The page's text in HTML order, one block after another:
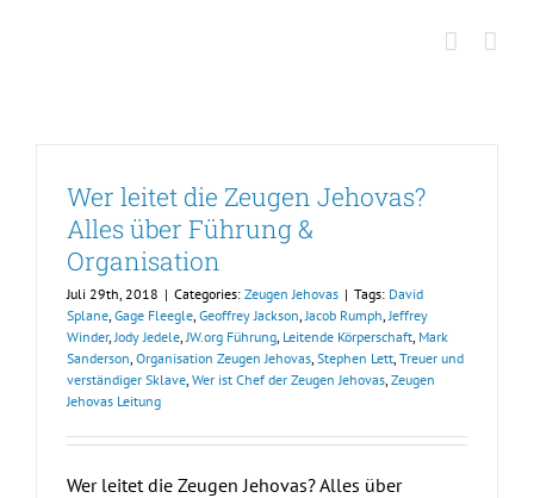
Wer leitet die Zeugen Jehovas?
Alles über Führung &
Organisation
Juli 29th, 2018 | Categories: Zeugen Jehovas | Tags: David
Splane, Gage Fleegle, Geoffrey Jackson,Jacob Rumph,Jeffrey
Winder,Jody Jedele,JW.org Führung, Leitende Körperschaft, Mark
Sanderson, Organisation Zeugen Jehovas, Stephen Lett, Treuer und
verständiger Sklave, Wer ist Chef der Zeugen Jehovas, Zeugen
Jehovas Leitung
Wer leitet die Zeugen Jehovas? Alles über